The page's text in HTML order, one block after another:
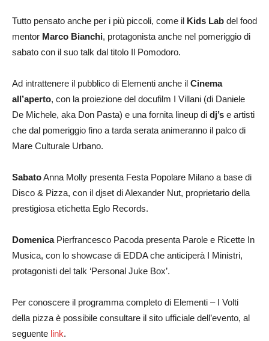
Tutto pensato anche per i più piccoli, come il Kids Lab del food
mentor Marco Bianchi, protagonista anche nel pomeriggio di
sabato con il suo talk dal titolo Il Pomodoro.
Ad intrattenere il pubblico di Elementi anche il Cinema
all’aperto, con la proiezione del docufilm I Villani (di Daniele
De Michele, aka Don Pasta) e una fornita lineup di dj’s e artisti
che dal pomeriggio fino a tarda serata animeranno il palco di
Mare Culturale Urbano.
SabatoAnna Molly presenta Festa Popolare Milano a base di
Disco & Pizza, con il djset di Alexander Nut, proprietario della
prestigiosa etichetta Eglo Records.
DomenicaPierfrancesco Pacoda presenta Parole e Ricette In
Musica, con lo showcase di EDDA che anticiperà I Ministri,
protagonisti del talk ‘Personal Juke Box’.
Per conoscere il programma completo di Elementi – I Volti
della pizza è possibile consultare il sito ufficiale dell’evento, al
seguente link.